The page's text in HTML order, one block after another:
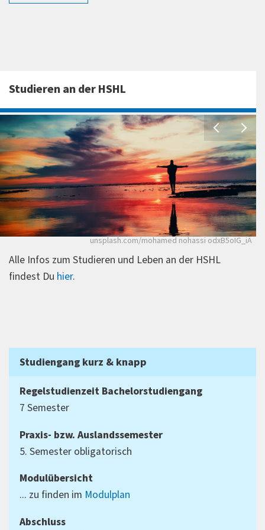
mehr erfahren
Studieren an der HSHL
unsplash.com/mohamed nohassi odxB5oIG_iA
Alle Infos zum Studieren und Leben an der HSHL
findest Du hier.
Studiengang kurz & knapp
Regelstudienzeit Bachelorstudiengang
7 Semester
Praxis- bzw. Auslandssemester
5. Semester obligatorisch
Modulübersicht
... zu finden im Modulplan
Abschluss